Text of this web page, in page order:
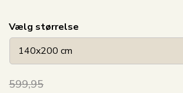
Vælg størrelse
599,95